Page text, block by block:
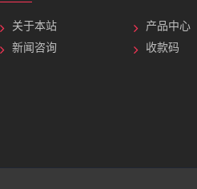
关于本站
产品中心
新闻咨询
收款码